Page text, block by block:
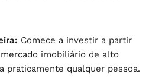
Comece a investir a partir
imobiliário de alto
praticamente qualquer pessoa.